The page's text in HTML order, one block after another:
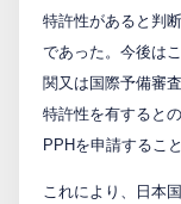
Blog
創英設樂法律事
採用サイト
特許性があると判
であった。今後は
関又は国際予備審
特許性を有すると
PPHを申請するこ
これにより、日本